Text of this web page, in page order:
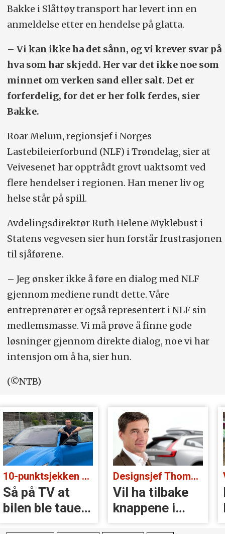
Bakke i Slåttøy transport har levert inn en
anmeldelse etter en hendelse på glatta.
– Vi kan ikke ha det sånn, og vi krever svar på
hva som har skjedd. Her var det ikke noe som
minnet om verken sand eller salt. Det er
forferdelig, for det er her folk ferdes, sier
Bakke.
Roar Melum, regionsjef i Norges
Lastebileierforbund (NLF) i Trøndelag, sier at
Veivesenet har opptrådt grovt uaktsomt ved
flere hendelser i regionen. Han mener liv og
helse står på spill.
Avdelingsdirektør Ruth Helene Myklebust i
Statens vegvesen sier hun forstår frustrasjonen
til sjåførene.
– Jeg ønsker ikke å føre en dialog med NLF
gjennom mediene rundt dette. Våre
entreprenører er også representert i NLF sin
medlemsmasse. Vi må prøve å finne gode
løsninger gjennom direkte dialog, noe vi har
intensjon om å ha, sier hun.
(©NTB)
10-punktsjekken med standup-komiker Ørjan Burøe:
Så på TV at
bilen ble tauet
inn
Designsjef Thomas Ingenlath:
Vil ha tilbake
knappene i
Volvoer